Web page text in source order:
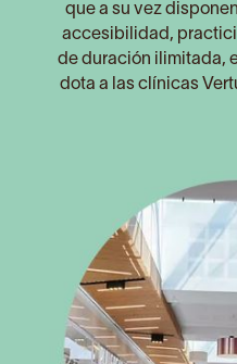
que a su vez
accesibilidad,
de duración ilimitada,
dota a las clínicas